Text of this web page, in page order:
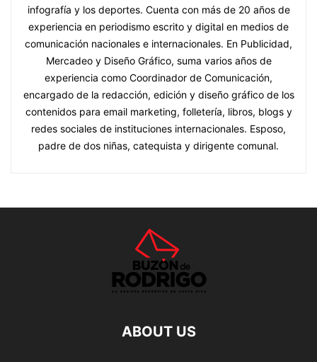
infografía y los deportes. Cuenta con más de 20 años de
experiencia en periodismo escrito y digital en medios de
comunicación nacionales e internacionales. En Publicidad,
Mercadeo y Diseño Gráfico, suma varios años de
experiencia como Coordinador de Comunicación,
encargado de la redacción, edición y diseño gráfico de los
contenidos para email marketing, folletería, libros, blogs y
redes sociales de instituciones internacionales. Esposo,
padre de dos niñas, catequista y dirigente comunal.
ABOUT US